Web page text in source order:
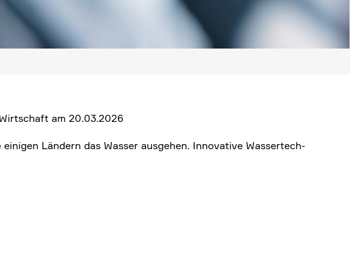
am 20.03.2026
Ländern das Wasser ausgehen. Innova­tive Wasser­tech­